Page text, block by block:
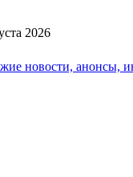
2026